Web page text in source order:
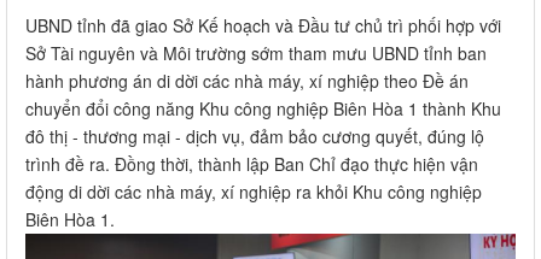
UBND tỉnh đã giao Sở Kế hoạch và Đầu tư chủ trì phối hợp với
Sở Tài nguyên và Môi trường sớm tham mưu UBND tỉnh ban
hành phương án di dời các nhà máy, xí nghiệp theo Đề án
chuyển đổi công năng Khu công nghiệp Biên Hòa 1 thành Khu
đô thị - thương mại - dịch vụ, đảm bảo cương quyết, đúng lộ
trình đề ra. Đồng thời, thành lập Ban Chỉ đạo thực hiện vận
động di dời các nhà máy, xí nghiệp ra khỏi Khu công nghiệp
Biên Hòa 1.